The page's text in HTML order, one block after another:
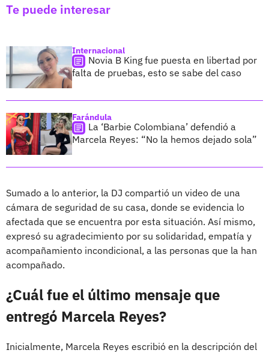
Te puede interesar
Internacional
Novia B King fue puesta en libertad por
falta de pruebas, esto se sabe del caso
Farándula
La ‘Barbie Colombiana’ defendió a
Marcela Reyes: “No la hemos dejado sola”
Sumado a lo anterior, la DJ compartió un video de una
cámara de seguridad de su casa, donde se evidencia lo
afectada que se encuentra por esta situación. Así mismo,
expresó su agradecimiento por su solidaridad, empatía y
acompañamiento incondicional, a las personas que la han
acompañado.
¿Cuál fue el último mensaje que
entregó Marcela Reyes?
Inicialmente, Marcela Reyes escribió en la descripción del